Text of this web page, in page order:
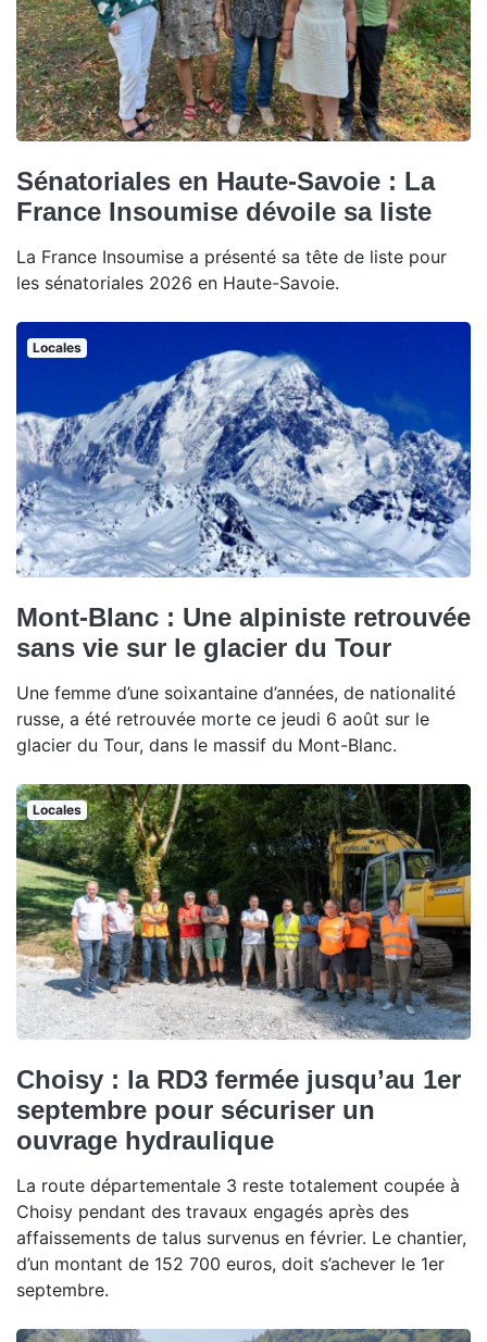
Sénatoriales en Haute-Savoie : La
France Insoumise dévoile sa liste
La France Insoumise a présenté sa tête de liste pour
les sénatoriales 2026 en Haute-Savoie.
Locales
Mont-Blanc : Une alpiniste retrouvée
sans vie sur le glacier du Tour
Une femme d’une soixantaine d’années, de nationalité
russe, a été retrouvée morte ce jeudi 6 août sur le
glacier du Tour, dans le massif du Mont-Blanc.
Locales
Choisy : la RD3 fermée jusqu’au 1er
septembre pour sécuriser un
ouvrage hydraulique
La route départementale 3 reste totalement coupée à
Choisy pendant des travaux engagés après des
affaissements de talus survenus en février. Le chantier,
d’un montant de 152 700 euros, doit s’achever le 1er
septembre.